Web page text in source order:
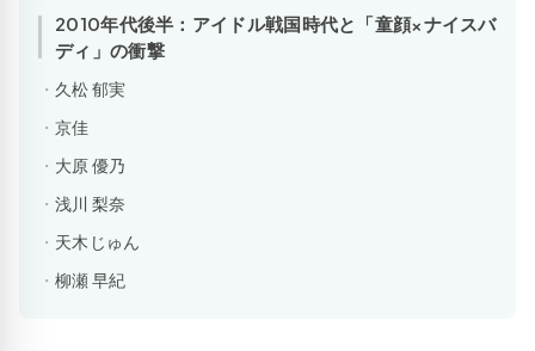
2010年代後半：アイドル戦国時代と「童顔×ナイスバ
ディ」の衝撃
久松 郁実
京佳
大原 優乃
浅川 梨奈
天木じゅん
柳瀬 早紀